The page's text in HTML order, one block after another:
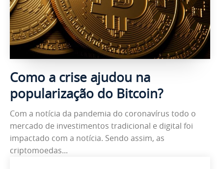
Como a crise ajudou na
popularização do Bitcoin?
Com a notícia da pandemia do coronavírus todo o
mercado de investimentos tradicional e digital foi
impactado com a notícia. Sendo assim, as
criptomoedas...